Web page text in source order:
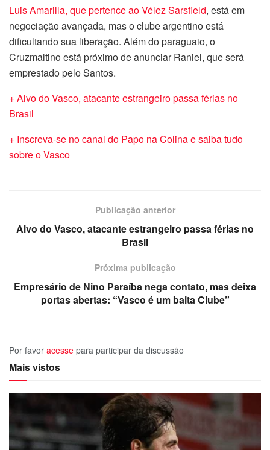
Luis Amarilla, que pertence ao Vélez Sarsfield, está em
negociação avançada, mas o clube argentino está
dificultando sua liberação. Além do paraguaio, o
Cruzmaltino está próximo de anunciar Raniel, que será
emprestado pelo Santos.
+ Alvo do Vasco, atacante estrangeiro passa férias no
Brasil
+ Inscreva-se no canal do Papo na Colina e saiba tudo
sobre o Vasco
Publicação anterior
Alvo do Vasco, atacante estrangeiro passa férias no
Brasil
Próxima publicação
Empresário de Nino Paraíba nega contato, mas deixa
portas abertas: “Vasco é um baita Clube”
Por favor acesse para participar da discussão
Mais vistos